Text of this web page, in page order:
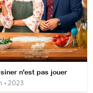
n'est pas jouer
• 2023